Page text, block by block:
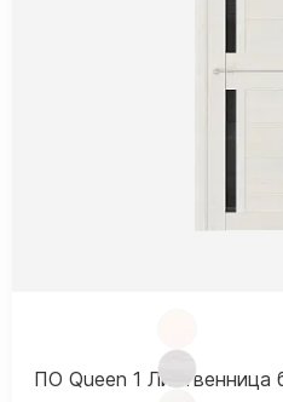
ПО Queen 1 Лиственница